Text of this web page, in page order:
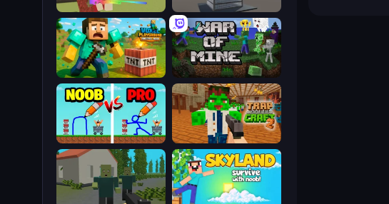
Craft 3D
Voxiom.io
War of Mine
Voxel Playground: Ragdoll Noob
Trap Craft 2
DOP Noob: Draw to Save